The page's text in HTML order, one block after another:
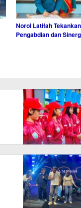
Norol Latifah Tekankan
Pengabdian dan